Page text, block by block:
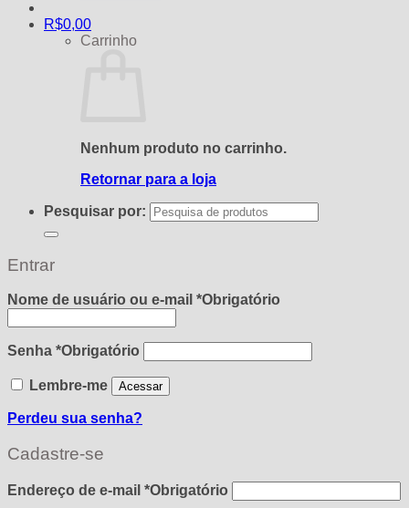
R$0,00
Carrinho
Nenhum produto no carrinho.
Retornar para a loja
Pesquisar por:
Entrar
Nome de usuário ou e-mail *Obrigatório
Senha *Obrigatório
Lembre-me Acessar
Perdeu sua senha?
Cadastre-se
Endereço de e-mail *Obrigatório